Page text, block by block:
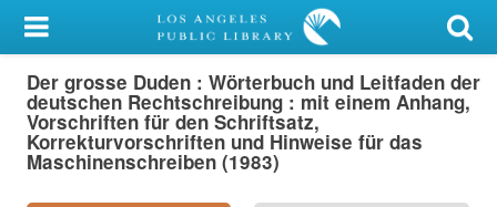
My Account
Library Card
Sign In
Der grosse Duden : Wörterbuch und Leitfaden der
deutschen Rechtschreibung : mit einem Anhang,
Vorschriften für den Schriftsatz,
Korrekturvorschriften und Hinweise für das
Maschinenschreiben (1983)